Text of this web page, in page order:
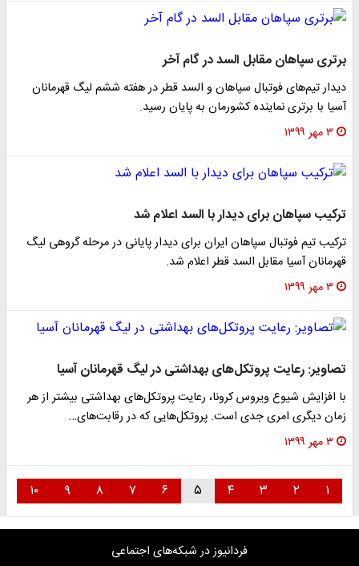
برتری سپاهان مقابل السد در گام آخر
دیدار تیم‌های فوتبال سپاهان و السد قطر در هفته ششم لیگ قهرمانان
آسیا با برتری نماینده کشورمان به پایان رسید.
۳ مهر ۱۳۹۹
ترکیب سپاهان برای دیدار با السد اعلام شد
ترکیب تیم فوتبال سپاهان ایران برای دیدار پایانی در مرحله گروهی لیگ
قهرمانان آسیا مقابل السد قطر اعلام شد.
۳ مهر ۱۳۹۹
تصاویر: رعایت پروتکل‌های بهداشتی در لیگ قهرمانان آسیا
با افزایش شیوع ویروس کرونا، رعایت پروتکل‌های بهداشتی بیشتر از هر
زمان دیگری امری جدی است. پروتکل‌هایی که در رقابت‌های…
۳ مهر ۱۳۹۹
۱ ۲ ۳ ۴ ۵ ۶ ۷ ۸ ۹ ۱۰
فردانیوز در شبکه‌های اجتماعی